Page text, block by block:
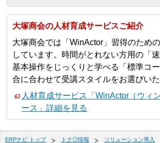
大塚商会の人材育成サービスご紹介
大塚商会では「WinActor」習得のため
しています。時間がとれない方用の「速
基本操作をじっくりと学べる「標準コ
合に合わせて受講スタイルをお選びいた
人材育成サービス「WinActor（ウィ
ース」詳細を見る
ERPナビ トップ トク◎情報 ソリューション導入